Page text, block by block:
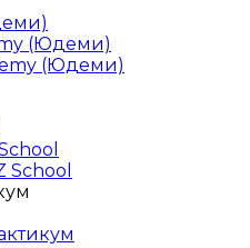
(Юдеми)
(Юдеми)
School